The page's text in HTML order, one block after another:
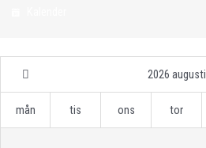
2026 augusti
mån tis ons tor